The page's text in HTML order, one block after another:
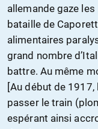
allemande gaze
bataille de
alimentaires
grand nombre
battre. Au même
[Au début de 1917,
passer le train
espérant ainsi